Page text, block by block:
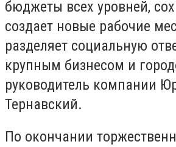
бюджеты всех уровней,
создает новые рабочие
разделяет социальную
крупным бизнесом и
руководитель компании
Тернавский.
По окончании